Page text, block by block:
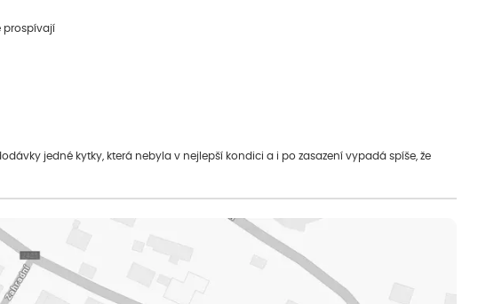
prospívají
jedné kytky, která nebyla v nejlepší kondici a i po zasazení vypadá spíše, že